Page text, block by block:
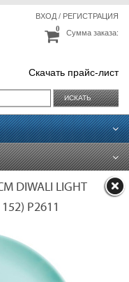
ВХОД/ РЕГИСТРАЦИЯ
Сумма заказа:
0
Скачать прайс-лист
ИСКАТЬ
DIWALI LIGHT
P2611